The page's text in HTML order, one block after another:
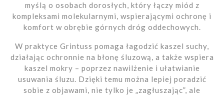
myślą o osobach dorosłych, który łączy miód z
kompleksami molekularnymi, wspierającymi ochronę i
komfort w obrębie górnych dróg oddechowych.
W praktyce Grintuss pomaga łagodzić kaszel suchy,
działając ochronnie na błonę śluzową, a także wspiera
kaszel mokry – poprzez nawilżenie i ułatwianie
usuwania śluzu. Dzięki temu można lepiej poradzić
sobie z objawami, nie tylko je „zagłuszając”, ale